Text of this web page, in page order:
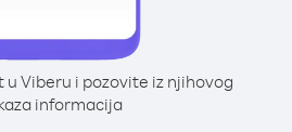
Viberu i pozovite iz njihovog
informacija